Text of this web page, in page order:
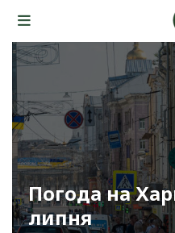
Погода на
липня